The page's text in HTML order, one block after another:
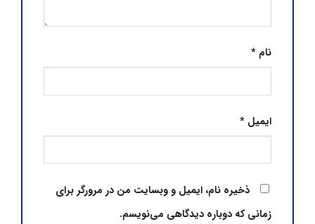
نام*
ایمیل*
ذخیره نام، ایمیل و وبسایت من در مرورگر برای
زمانی که دوباره دیدگاهی می‌نویسم.